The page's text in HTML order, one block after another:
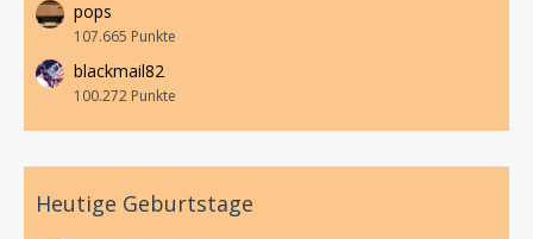
pops
107.665 Punkte
blackmail82
100.272 Punkte
Heutige Geburtstage